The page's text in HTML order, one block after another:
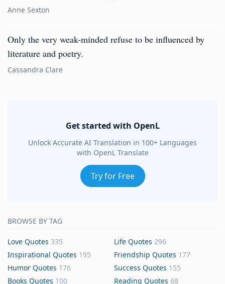
Anne Sexton
Only the very weak-minded refuse to be influenced by
literature and poetry.
Cassandra Clare
Get started with OpenL
Unlock Accurate AI Translation in 100+ Languages
with OpenL Translate
Try for Free
BROWSE BY TAG
Love Quotes 335 Life Quotes 296
Inspirational Quotes 195 Friendship Quotes 177
Humor Quotes 176 Success Quotes 155
Books Quotes 100 Reading Quotes 68